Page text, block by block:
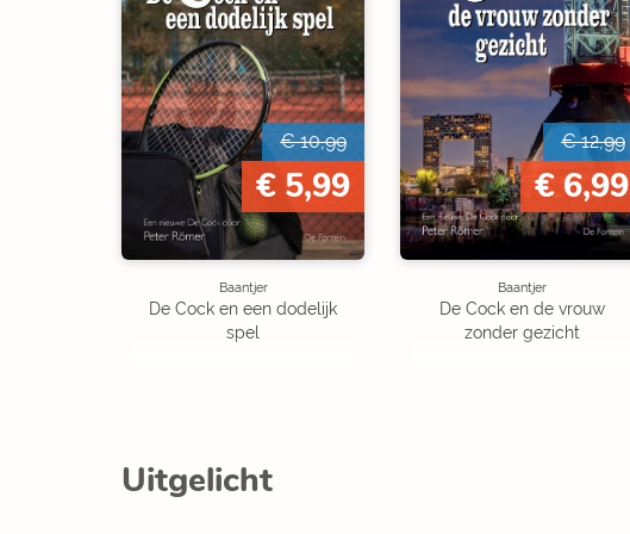
€ 10,99
€ 5,99
Baantjer
De Cock en een dodelijk
spel
€ 12,99
€ 6,99
Baantjer
De Cock en de vrouw
zonder gezicht
Uitgelicht